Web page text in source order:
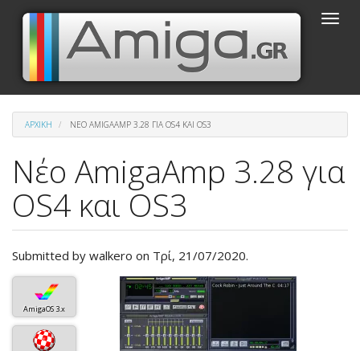
Παράκαμψη
κυρίως
περιεχόμενο
Toggle
ΑΡΧΙΚΉ ΝΈΟ AMIGAAMP 3.28 ΓΙΑ OS4 ΚΑΙ OS3
Νέο AmigaAmp 3.28 για
OS4 και OS3
Submitted by walkero on Τρί, 21/07/2020.
AmigaOS 3.x
Βασική
εικόνα
του
άρθρου